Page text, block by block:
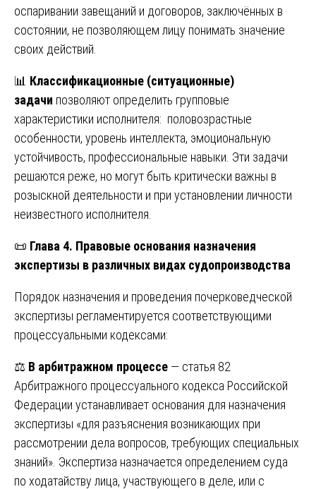
оспаривании завещаний и договоров, заключённых в
состоянии, не позволяющем лицу понимать значение
своих действий.
📊 Классификационные (ситуационные)
задачи позволяют определить групповые
характеристики исполнителя: половозрастные
особенности, уровень интеллекта, эмоциональную
устойчивость, профессиональные навыки. Эти задачи
решаются реже, но могут быть критически важны в
розыскной деятельности и при установлении личности
неизвестного исполнителя.
📜 Глава 4. Правовые основания назначения
экспертизы в различных видах судопроизводства
Порядок назначения и проведения почерковедческой
экспертизы регламентируется соответствующими
процессуальными кодексами:
⚖️ В арбитражном процессе — статья 82
Арбитражного процессуального кодекса Российской
Федерации устанавливает основания для назначения
экспертизы «для разъяснения возникающих при
рассмотрении дела вопросов, требующих специальных
знаний». Экспертиза назначается определением суда
по ходатайству лица, участвующего в деле, или с